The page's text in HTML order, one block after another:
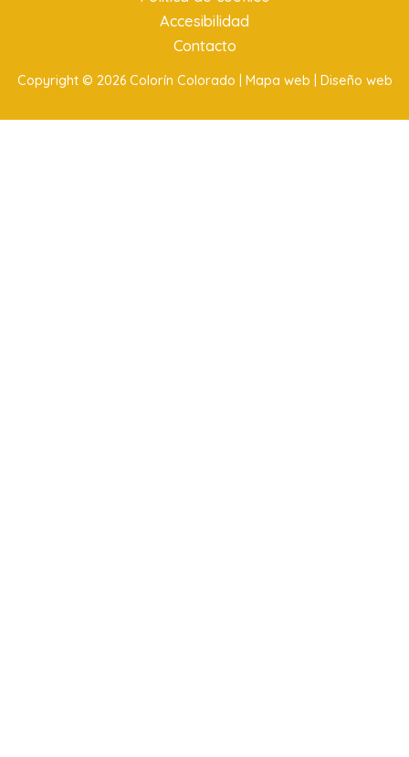
Accesibilidad
Contacto
Copyright © 2026 Colorín Colorado | Mapa web | Diseño web